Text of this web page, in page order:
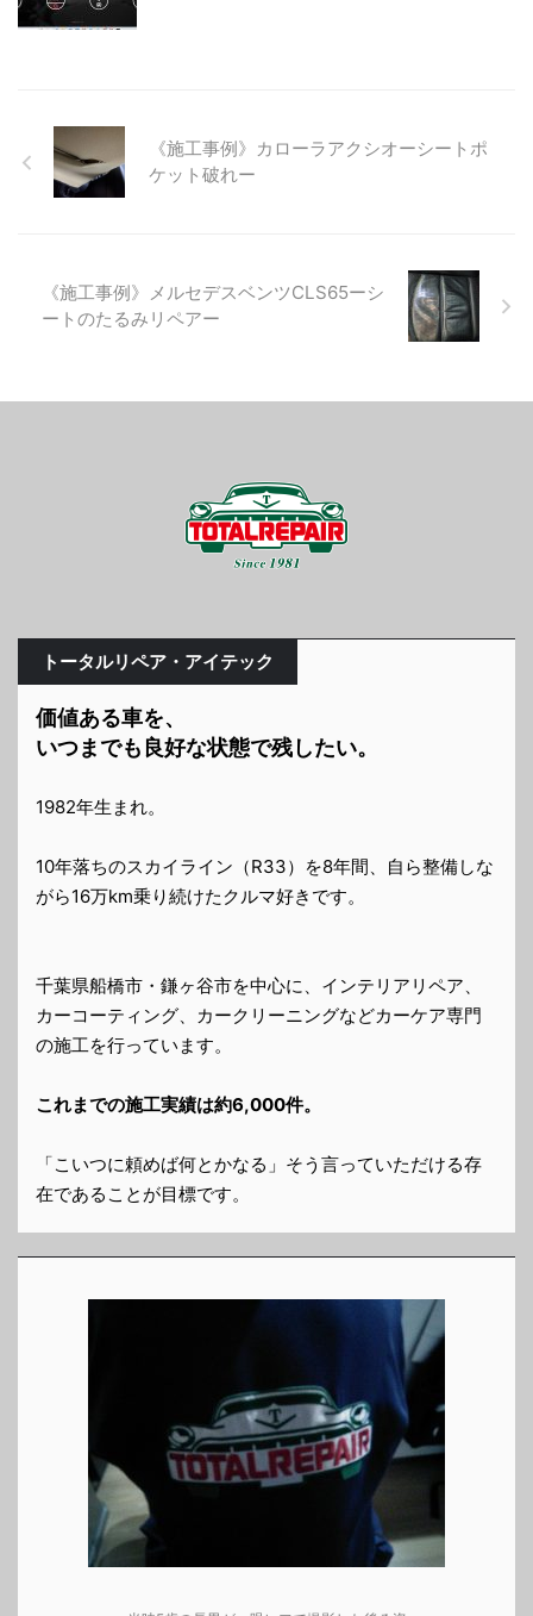
《施工事例》カローラアクシオーシートポ
ケット破れー
《施工事例》メルセデスベンツCLS65ーシ
ートのたるみリペアー
トータルリペア・アイテック
価値ある車を、
いつまでも良好な状態で残したい。
1982年生まれ。
10年落ちのスカイライン（R33）を8年間、自ら整備しな
がら16万km乗り続けたクルマ好きです。
千葉県船橋市・鎌ヶ谷市を中心に、インテリアリペア、
カーコーティング、カークリーニングなどカーケア専門
の施工を行っています。
これまでの施工実績は約6,000件。
「こいつに頼めば何とかなる」そう言っていただける存
在であることが目標です。